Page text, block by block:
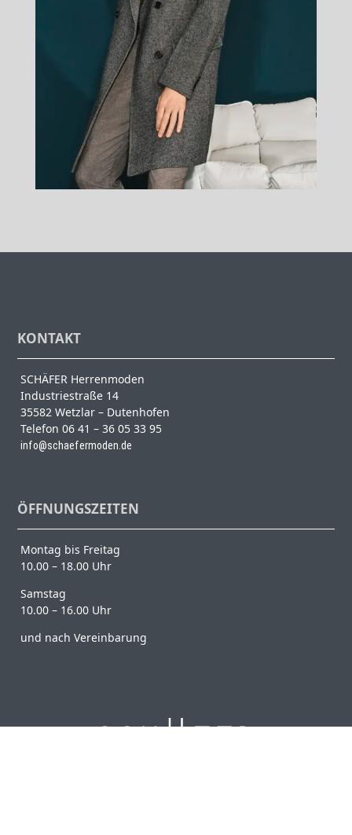
KONTAKT
SCHÄFER Herrenmoden
Industriestraße 14
35582 Wetzlar – Dutenhofen
Telefon 06 41 – 36 05 33 95
info@schaefermoden.de
ÖFFNUNGSZEITEN
Montag bis Freitag
10.00 – 18.00 Uhr
Samstag
10.00 – 16.00 Uhr
und nach Vereinbarung